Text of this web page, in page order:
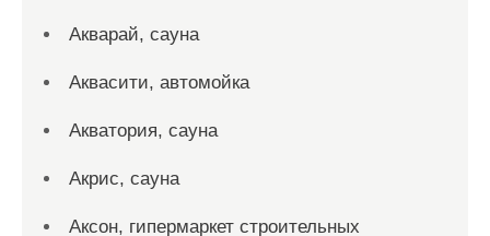
Акварай, сауна
Аквасити, автомойка
Акватория, сауна
Акрис, сауна
Аксон, гипермаркет строительных